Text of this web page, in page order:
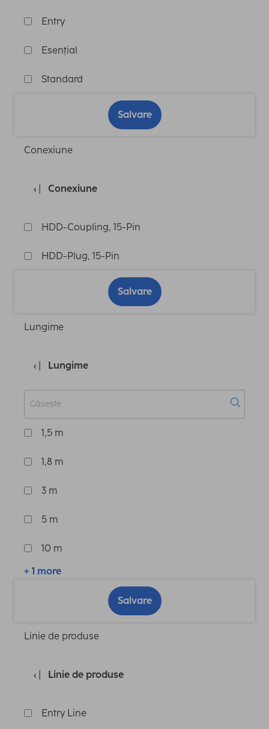
Entry
Esențial
Standard
Salvare
Conexiune
Conexiune
HDD-Coupling, 15-Pin
HDD-Plug, 15-Pin
Salvare
Lungime
Lungime
1,5 m
1,8 m
3 m
5 m
10 m
+ 1 more
Salvare
Linie de produse
Linie de produse
Entry Line